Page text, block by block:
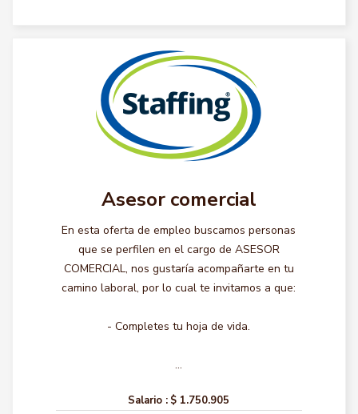
Asesor comercial
En esta oferta de empleo buscamos personas
que se perfilen en el cargo de ASESOR
COMERCIAL, nos gustaría acompañarte en tu
camino laboral, por lo cual te invitamos a que:
- Completes tu hoja de vida.
...
Salario : $ 1.750.905